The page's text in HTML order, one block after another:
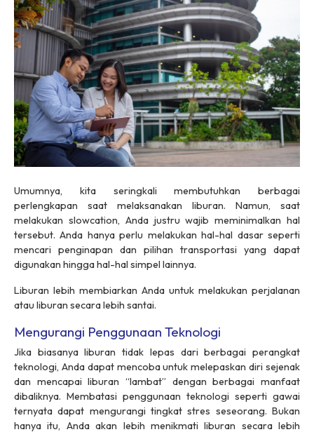
Umumnya, kita seringkali membutuhkan berbagai
perlengkapan saat melaksanakan liburan. Namun, saat
melakukan slowcation, Anda justru wajib meminimalkan hal
tersebut. Anda hanya perlu melakukan hal-hal dasar seperti
mencari penginapan dan pilihan transportasi yang dapat
digunakan hingga hal-hal simpel lainnya.
Liburan lebih membiarkan Anda untuk melakukan perjalanan
atau liburan secara lebih santai.
Mengurangi Penggunaan Teknologi
Jika biasanya liburan tidak lepas dari berbagai perangkat
teknologi, Anda dapat mencoba untuk melepaskan diri sejenak
dan mencapai liburan “lambat” dengan berbagai manfaat
dibaliknya. Membatasi penggunaan teknologi seperti gawai
ternyata dapat mengurangi tingkat stres seseorang. Bukan
hanya itu, Anda akan lebih menikmati liburan secara lebih